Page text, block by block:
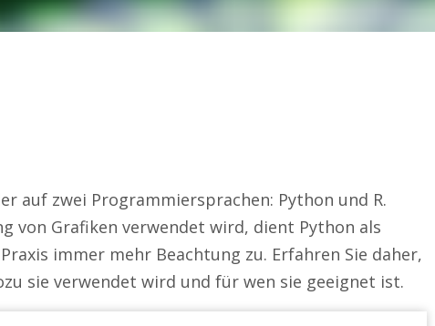
auf zwei Programmiersprachen: Python und R.
von Grafiken verwendet wird, dient Python als
immer mehr Beachtung zu. Erfahren Sie daher,
sie verwendet wird und für wen sie geeignet ist.